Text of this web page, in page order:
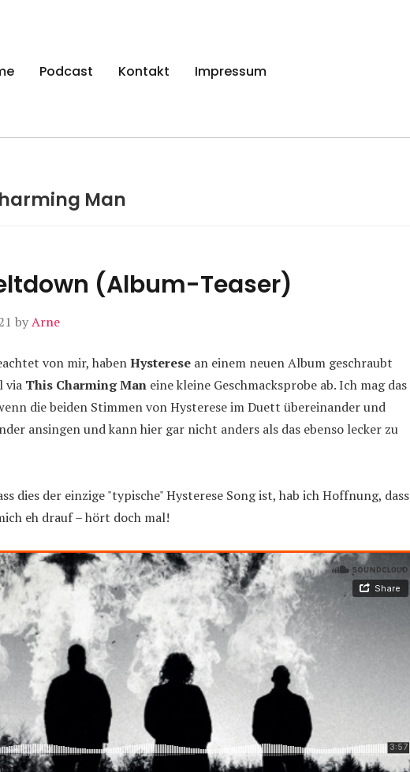
Podcast Kontakt Impressum
Man
(Album-Teaser)
byArne
von mir, habenHysterese an einem neuen Album geschraubt
via This Charming Man eine kleine Geschmacksprobe ab. Ich mag das
die beiden Stimmen von Hysterese im Duett übereinander und
ansingen und kann hier gar nicht anders als das ebenso lecker zu
dies der einzige "typische" Hysterese Song ist, hab ich Hoffnung, dass
eh drauf – hört doch mal!